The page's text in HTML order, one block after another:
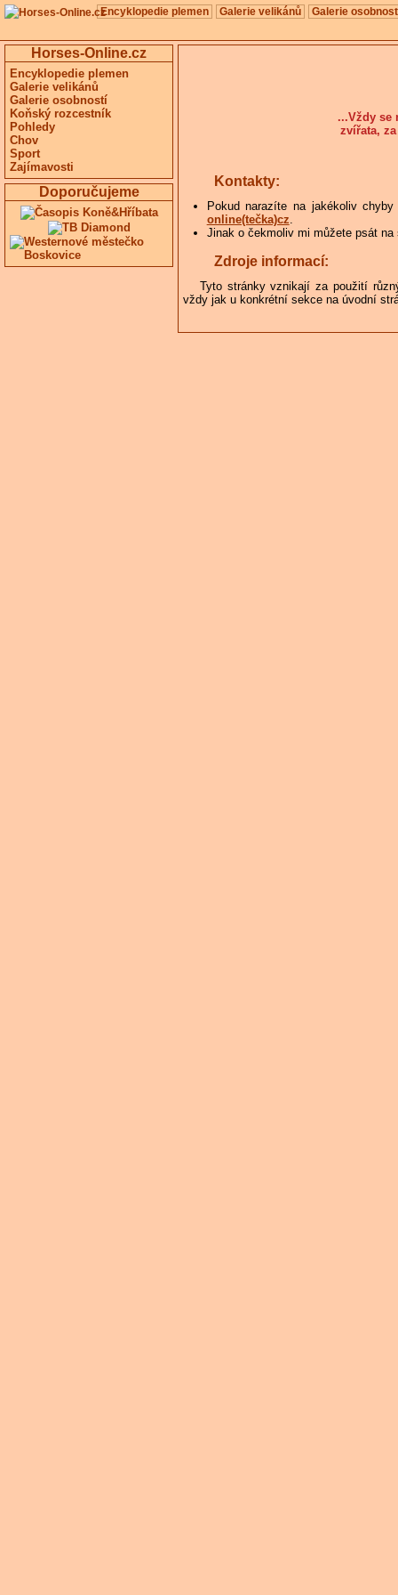
Encyklopedie plemen Galerie velikánů Galerie
Horses-Online.cz
Encyklopedie plemen
Galerie velikánů
Galerie osobností
Koňský rozcestník
Pohledy
Chov
Sport
Zajímavosti
Doporučujeme
...Vždy se
zvířata,
Kontakty:
Pokud narazíte na jakékoliv
online(tečka)cz
Jinak o čekmoliv mi můžete psát
Zdroje informací:
Tyto stránky vznikají za použití
vždy jak u konkrétní sekce na úvodní